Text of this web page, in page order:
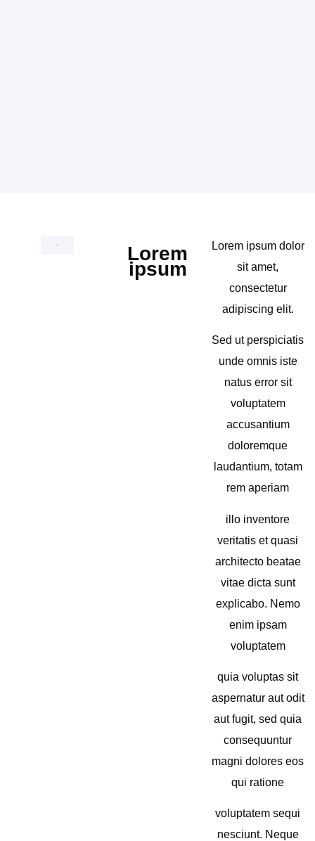
Lorem
ipsum
Lorem ipsum dolor
sit amet,
consectetur
adipiscing elit.
Sed ut perspiciatis
unde omnis iste
natus error sit
voluptatem
accusantium
doloremque
laudantium, totam
rem aperiam
illo inventore
veritatis et quasi
architecto beatae
vitae dicta sunt
explicabo. Nemo
enim ipsam
voluptatem
quia voluptas sit
aspernatur aut odit
aut fugit, sed quia
consequuntur
magni dolores eos
qui ratione
voluptatem sequi
nesciunt. Neque